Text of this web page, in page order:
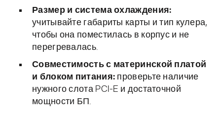
Размер и система охлаждения:
учитывайте габариты карты и тип кулера,
чтобы она поместилась в корпус и не
перегревалась.
Совместимость с материнской платой
и блоком питания: проверьте наличие
нужного слота PCI-E и достаточной
мощности БП.